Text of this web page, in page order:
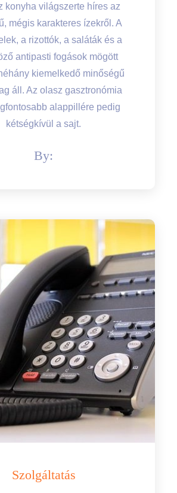
konyha világszerte híres az
mégis karakteres ízekről. A
a rizottók, a saláták és a
antipasti fogások mögött
kiemelkedő minőségű
áll. Az olasz gasztronómia
alappillére pedig
kétségkívül a sajt.
By:
Szolgáltatás